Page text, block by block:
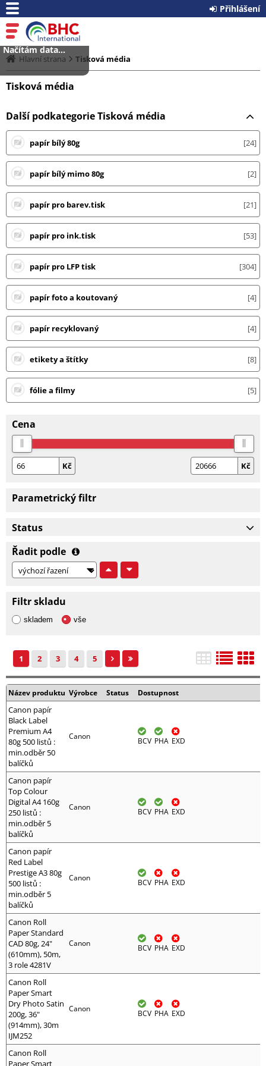
Přihlášení
Hlavní strana Tisková média
Tisková média
Další podkategorie Tisková média
papír bílý 80g 24
papír bílý mimo 80g 2
papír pro barev.tisk 21
papír pro ink.tisk 53
papír pro LFP tisk 304
papír foto a koutovaný 4
papír recyklovaný 4
etikety a štítky 8
fólie a filmy 5
Cena
Kč Kč
Parametrický filtr
Status
Řadit podle
Filtr skladu
skladem vše
1 2 3 4 5
Název produktu Výrobce Status Dostupnost
Canon papír
Black Label
Premium A4
80g 500 listů :
min.odběr 50
balíčků
Canon BCV PHA EXD
Canon papír
Top Colour
Digital A4 160g
250 listů :
min.odběr 5
balíčků
Canon BCV PHA EXD
Canon papír
Red Label
Prestige A3 80g
500 listů :
min.odběr 5
balíčků
Canon BCV PHA EXD
Canon Roll
Paper Standard
CAD 80g, 24"
(610mm), 50m,
3 role 4281V
Canon BCV PHA EXD
Canon Roll
Paper Smart
Dry Photo Satin
200g, 36"
(914mm), 30m
IJM252
Canon BCV PHA EXD
Canon Roll
Paper Smart
Načítám data...